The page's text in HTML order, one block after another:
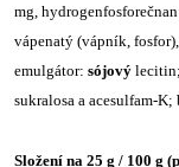
mg,
vápenatý (vápník,
emulgátor: sójový
sukralosa a acesulfam-
Složení na 25 g / 100 g